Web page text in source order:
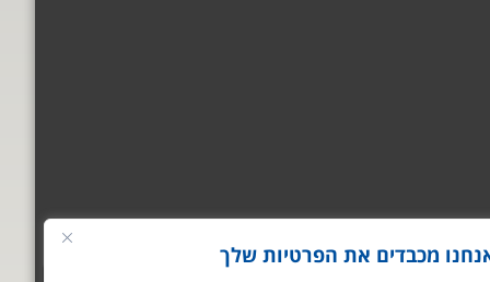
מכבדים את הפרטיות שלך